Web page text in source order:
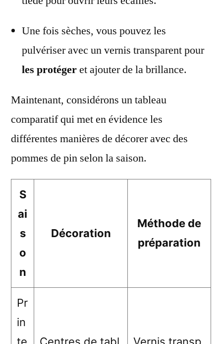
Une fois sèches, vous pouvez les
pulvériser avec un vernis transparent pour
les protégeret ajouter de la brillance.
Maintenant, considérons un tableau
comparatif qui met en évidence les
différentes manières de décorer avec des
pommes de pin selon la saison.
S
ai
s
o
n
Décoration
Méthode de
préparation
Pr
in
te
Centres de tabl
Vernis transp